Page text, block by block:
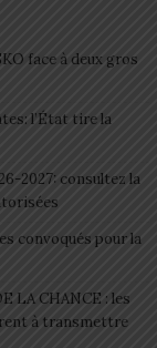
face à deux gros
l’État tire la
2027: consultez la
convoqués pour la
LA CHANCE : les
à transmettre